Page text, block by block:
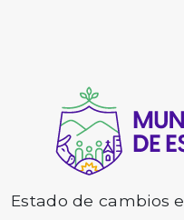
Estado de cambios